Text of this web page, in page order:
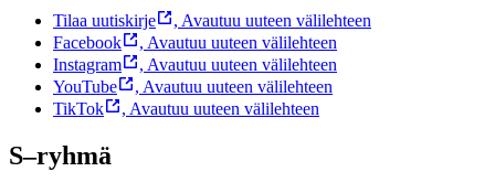
Tilaa uutiskirje , Avautuu uuteen välilehteen
Facebook
, Avautuu uuteen välilehteen
Instagram
, Avautuu uuteen välilehteen
YouTube
, Avautuu uuteen välilehteen
TikTok
, Avautuu uuteen välilehteen
S–ryhmä